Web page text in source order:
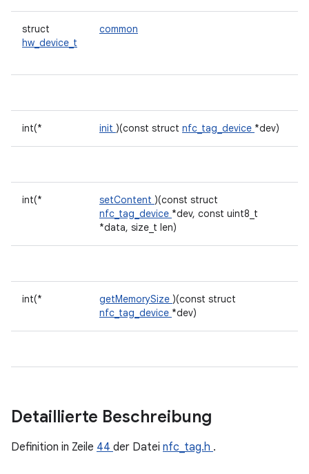
struct
hw_device_t
common
int(* init )(const struct nfc_tag_device *dev)
int(* setContent )(const struct
nfc_tag_device *dev, const uint8_t
*data, size_t len)
int(* getMemorySize )(const struct
nfc_tag_device *dev)
Detaillierte Beschreibung
Definition in Zeile 44 der Datei nfc_tag.h .